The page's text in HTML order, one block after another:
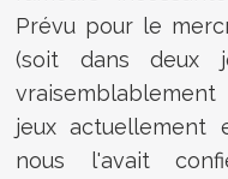
Prévu pour le
(soit dans deux
jeux actuellement
nous l'avait